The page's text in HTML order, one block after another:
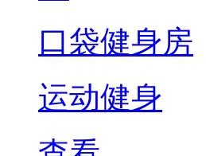
口袋健身房
运动健身